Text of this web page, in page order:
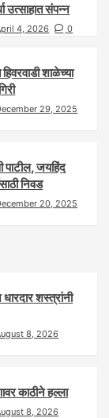
उत्साहात संपन्न
4, 2026 0
शाळेच्या
29, 2025
पाटील, जयहिंद
निवड
20, 2025
शस्त्रांनी
8, 2026
काठीने हल्ला
8, 2026